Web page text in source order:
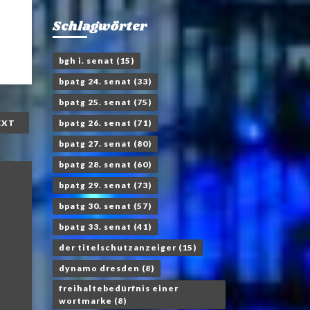
Schlagwörter
bgh i. senat (15)
bpatg 24. senat (33)
bpatg 25. senat (75)
bpatg 26. senat (71)
bpatg 27. senat (80)
bpatg 28. senat (60)
bpatg 29. senat (73)
bpatg 30. senat (57)
bpatg 33. senat (41)
der titelschutzanzeiger (15)
dynamo dresden (8)
freihaltebedürfnis einer
wortmarke (8)